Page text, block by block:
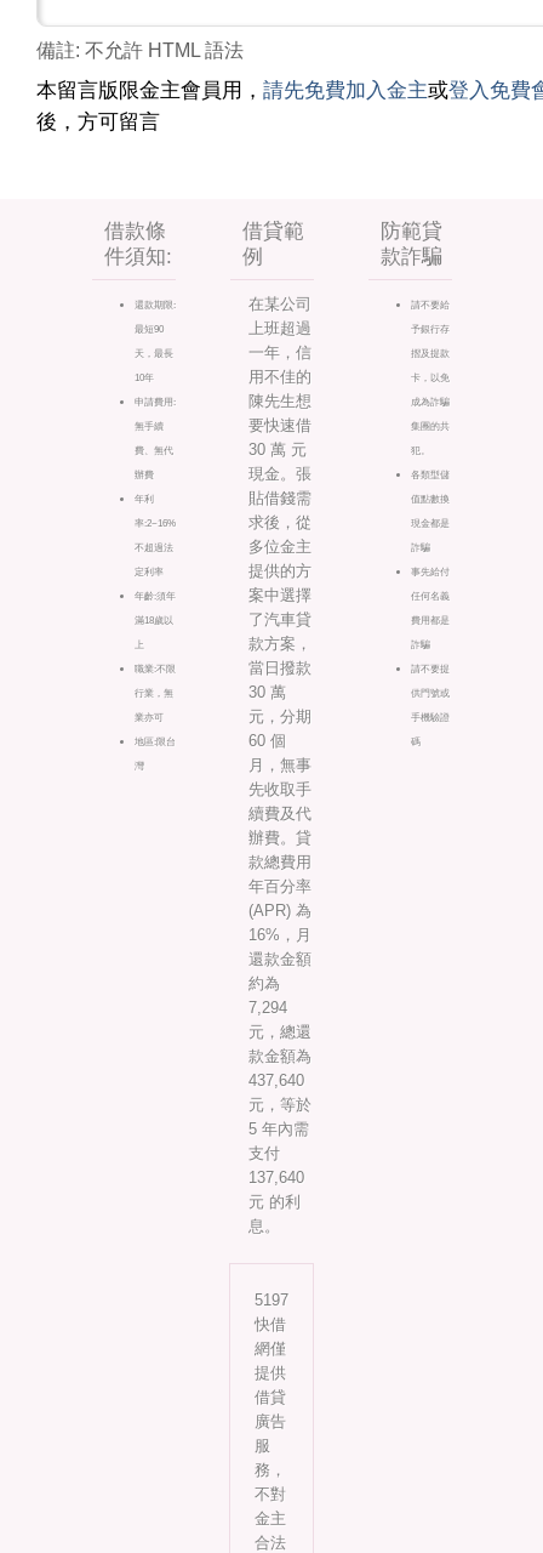
備註: 不允許 HTML 語法
本留言版限金主會員用， 請先免費加入金主或登入免費
後，方可留言
借款條
件須知:
還款期限:
最短90
天，最長
10年
申請費用:
無手續
費、無代
辦費
年利
率:2~16%
不超過法
定利率
年齡:須年
滿18歲以
上
職業:不限
行業，無
業亦可
地區:限台
灣
借貸範
例
在某公司
上班超過
一年，信
用不佳的
陳先生想
要快速借
30 萬 元
現金。張
貼借錢需
求後，從
多位金主
提供的方
案中選擇
了汽車貸
款方案，
當日撥款
30 萬
元，分期
60 個
月，無事
先收取手
續費及代
辦費。貸
款總費用
年百分率
(APR) 為
16%，月
還款金額
約為
7,294
元，總還
款金額為
437,640
元，等於
5 年內需
支付
137,640
元 的利
息。
防範貸
款詐騙
請不要給
予銀行存
摺及提款
卡，以免
成為詐騙
集團的共
犯。
各類型儲
值點數換
現金都是
詐騙
事先給付
任何名義
費用都是
詐騙
請不要提
供門號或
手機驗證
碼
5197
快借
網僅
提供
借貸
廣告
服
務，
不對
金主
合法